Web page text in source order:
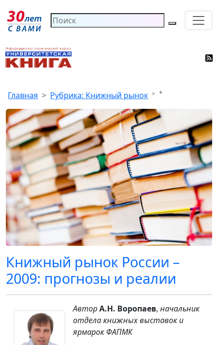
Главная Рубрика: Книжный рынок *
Книжный рынок России –
2009: прогнозы и реалии
АвторА.Н. Воропаев, начальник
отдела книжных выставок и
ярмарок ФАПМК